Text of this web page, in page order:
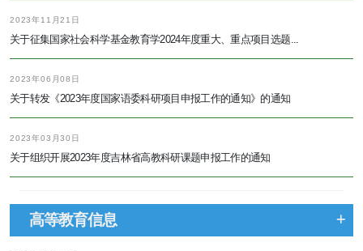
2023年11月21日
关于征集国家社会科学基金教育学2024年度重大、重点项目选题...
2023年06月08日
关于转发《2023年度国家语委科研项目申报工作的通知》的通知
2023年03月30日
关于组织开展2023年度吉林省高教科研课题申报工作的通知
高等教育信息